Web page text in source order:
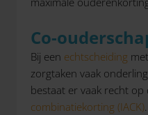
Co-
Bij een echtscheiding
zorgtaken vaak
bestaat er vaak recht op
combinatiekorting (IACK)